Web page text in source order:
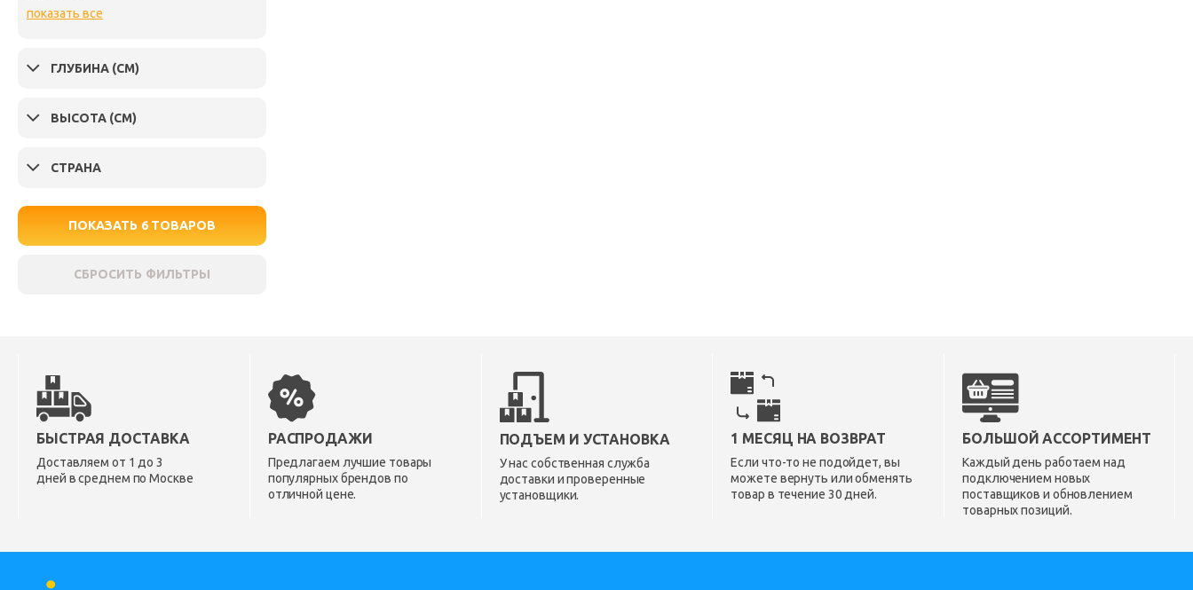
показать все
ГЛУБИНА (СМ)
ВЫСОТА (СМ)
СТРАНА
ПОКАЗАТЬ 6 ТОВАРОВ
СБРОСИТЬ ФИЛЬТРЫ
БЫСТРАЯ ДОСТАВКА
Доставляем от 1 до 3
дней в среднем по Москве
РАСПРОДАЖИ
Предлагаем лучшие товары
популярных брендов по
отличной цене.
ПОДЪЕМ И УСТАНОВКА
У нас собственная служба
доставки и проверенные
установщики.
1 МЕСЯЦ НА ВОЗВРАТ
Если что-то не подойдет, вы
можете вернуть или обменять
товар в течение 30 дней.
БОЛЬШОЙ АССОРТИМЕНТ
Каждый день работаем над
подключением новых
поставщиков и обновлением
товарных позиций.